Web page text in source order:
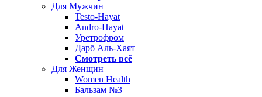
Для Мужчин
Testo-Hayat
Andro-Hayat
Уретрофром
Дарб Аль-Хаят
Смотреть всё
Для Женщин
Women Health
Бальзам №3